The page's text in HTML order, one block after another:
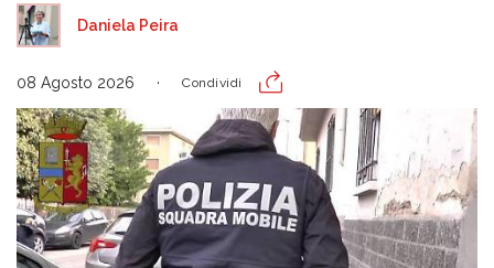
Daniela Peira
08 Agosto 2026 Condividi